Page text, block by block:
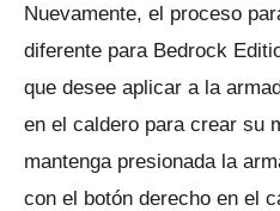
Nuevamente, el proceso
diferente para Bedrock
que desee aplicar a la
en el caldero para crear su
mantenga presionada la
con el botón derecho en el